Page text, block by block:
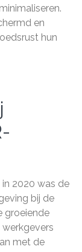
en
hun
2020 was de
bij de
groeiende
met de